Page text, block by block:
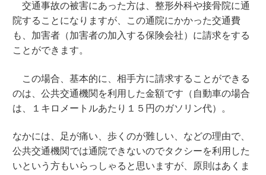
交通事故の被害にあった方は、整形外科や接骨院に通
院することになりますが、この通院にかかった交通費
も、加害者（加害者の加入する保険会社）に請求をする
ことができます。
この場合、基本的に、相手方に請求することができる
のは、公共交通機関を利用した金額です（自動車の場合
は、１キロメートルあたり１５円のガソリン代）。
なかには、足が痛い、歩くのが難しい、などの理由で、
公共交通機関では通院できないのでタクシーを利用した
いという方もいらっしゃると思いますが、原則はあくま